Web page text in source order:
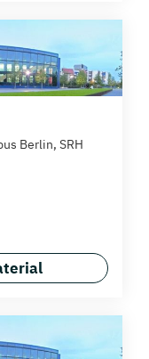
Berlin, SRH